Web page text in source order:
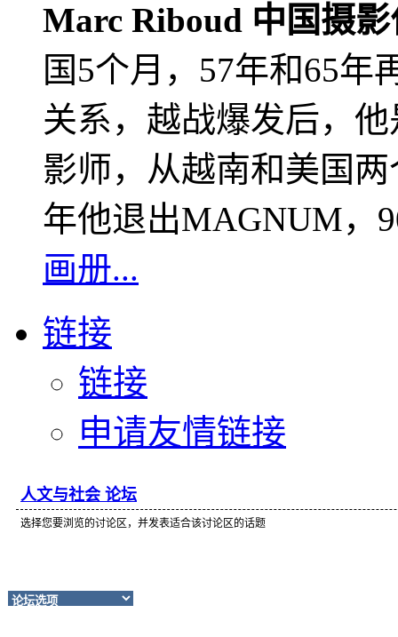
Marc Riboud 中国摄
国5个月，57年和65年
关系，越战爆发后，
影师，从越南和美国
年他退出MAGNUM，
画册...
链接
链接
申请友情链接
人文与社会 论坛
选择您要浏览的讨论区，并发表适合该讨论区的话题